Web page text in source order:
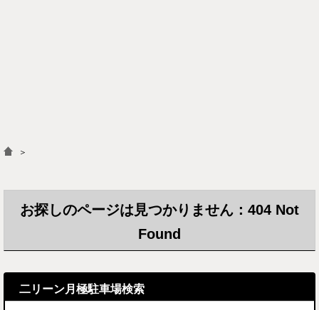
＞
お探しのページは見つかりません：404 Not
Found
二リーン月極駐車場検索